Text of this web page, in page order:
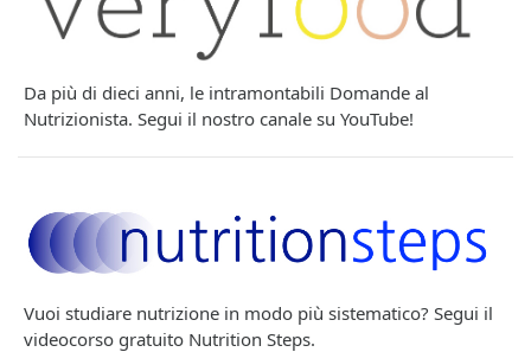
Da più di dieci anni, le intramontabili Domande al
Nutrizionista. Segui il nostro canale su YouTube!
Vuoi studiare nutrizione in modo più sistematico? Segui il
videocorso gratuito Nutrition Steps.